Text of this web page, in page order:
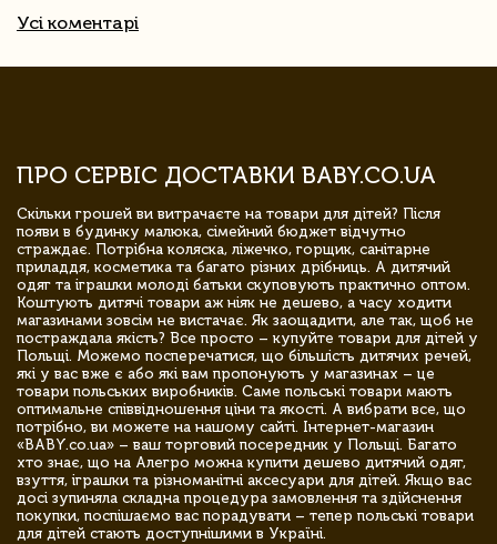
Усі коментарі
ПРО СЕРВІС ДОСТАВКИ BABY.CO.UA
Скільки грошей ви витрачаєте на товари для дітей? Після
появи в будинку малюка, сімейний бюджет відчутно
страждає. Потрібна коляска, ліжечко, горщик, санітарне
приладдя, косметика та багато різних дрібниць. А дитячий
одяг та іграшки молоді батьки скуповують практично оптом.
Коштують дитячі товари аж ніяк не дешево, а часу ходити
магазинами зовсім не вистачає. Як заощадити, але так, щоб не
постраждала якість? Все просто – купуйте товари для дітей у
Польщі. Можемо посперечатися, що більшість дитячих речей,
які у вас вже є або які вам пропонують у магазинах – це
товари польських виробників. Саме польські товари мають
оптимальне співвідношення ціни та якості. А вибрати все, що
потрібно, ви можете на нашому сайті. Інтернет-магазин
«BABY.co.ua» – ваш торговий посередник у Польщі. Багато
хто знає, що на Алегро можна купити дешево дитячий одяг,
взуття, іграшки та різноманітні аксесуари для дітей. Якщо вас
досі зупиняла складна процедура замовлення та здійснення
покупки, поспішаємо вас порадувати – тепер польські товари
для дітей стають доступнішими в Україні.